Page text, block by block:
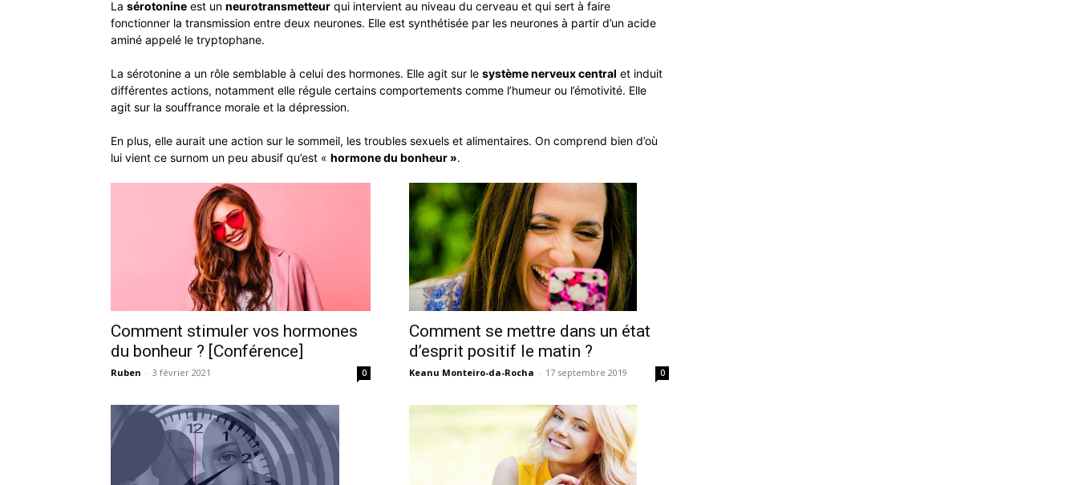
La sérotonine est un neurotransmetteur qui intervient au niveau du cerveau et qui sert à faire
fonctionner la transmission entre deux neurones. Elle est synthétisée par les neurones à partir d’un acide
aminé appelé le tryptophane.
La sérotonine a un rôle semblable à celui des hormones. Elle agit sur le système nerveux central et induit
différentes actions, notamment elle régule certains comportements comme l’humeur ou l’émotivité. Elle
agit sur la souffrance morale et la dépression.
En plus, elle aurait une action sur le sommeil, les troubles sexuels et alimentaires. On comprend bien d’où
lui vient ce surnom un peu abusif qu’est « hormone du bonheur ».
Comment stimuler vos hormones
du bonheur ? [Conférence]
Ruben - 3 février 2021 0
Comment se mettre dans un état
d’esprit positif le matin ?
Keanu Monteiro-da-Rocha - 17 septembre 2019 0